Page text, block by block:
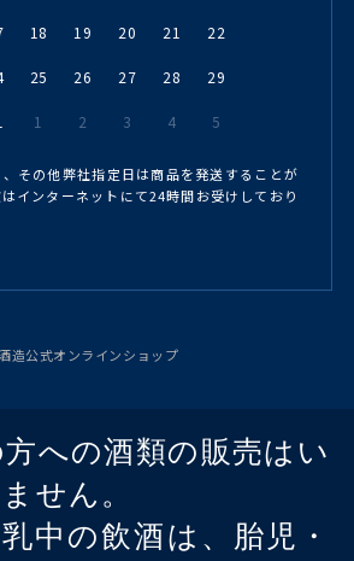
18 19 20 21 22
25 26 27 28 29
1 2 3 4 5
その他弊社指定日は商品を発送することが
インターネットにて24時間お受けしており
造公式オンラインショップ
への酒類の販売はい
せん。
中の飲酒は、胎児・